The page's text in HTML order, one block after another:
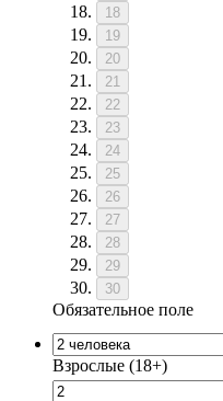
18
19
20
21
22
23
24
25
26
27
28
29
30
Обязательное поле
Взрослые (18+)